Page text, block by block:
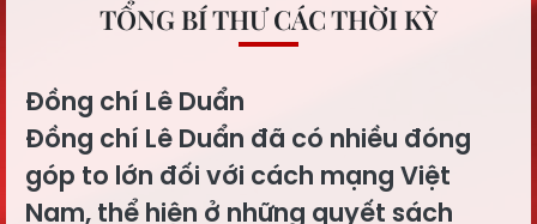
TỔNG BÍ THƯ CÁC THỜI KỲ
Đồng chí Lê Duẩn
Đồng chí Lê Duẩn đã có nhiều đóng
góp to lớn đối với cách mạng Việt
Nam, thể hiện ở những quyết sách